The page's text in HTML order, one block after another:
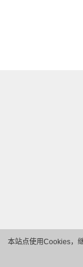
本站点使用Cookies，